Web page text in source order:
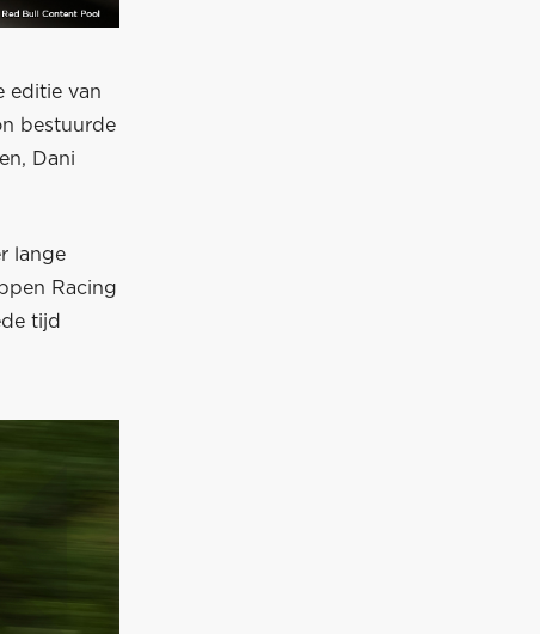
editie van
bestuurde
Dani
lange
Racing
tijd